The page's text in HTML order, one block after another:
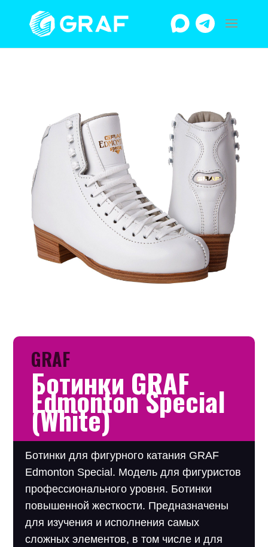
GRAF
Ботинки GRAF
Edmonton Special
(White)
Ботинки для фигурного катания GRAF
Edmonton Special. Модель для фигуристов
профессионального уровня. Ботинки
повышенной жесткости. Предназначены
для изучения и исполнения самых
сложных элементов, в том числе и для